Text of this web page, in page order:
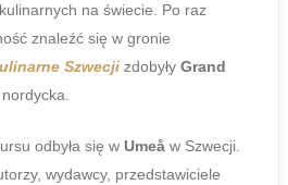
na świecie. Po raz
znaleźć się w gronie
Szwecji zdobyły Grand
odbyła się w Umeå w Szwecji.
wydawcy, przedstawiciele